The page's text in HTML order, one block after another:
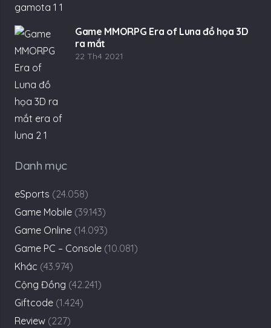
Game MMORPG Era of Luna đồ họa 3D
ra mắt
22 Th4 2021
Danh mục
eSports (24.058)
Game Mobile (39.143)
Game Online (14.093)
Game PC – Console (10.081)
Khác (43.974)
Cộng Đồng (42.241)
Giftcode (1.424)
Review (227)